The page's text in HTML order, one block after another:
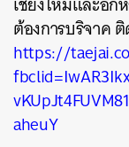
ต้องการบริจาค
https://
aheuY